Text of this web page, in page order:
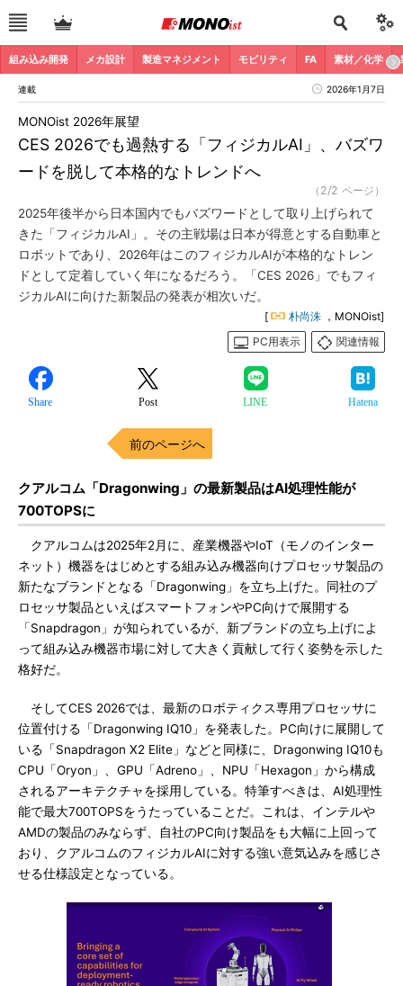
組み込み開発 メカ設計 製造マネジメント モビリティ FA 素材／化学
連載 2026年1月7日
CES 2026でも過熱する「フィジカルAI」、バズワ
ードを脱して本格的なトレンドへ
MONOist 2026年展望
（2/2 ページ）
2025年後半から日本国内でもバズワードとして取り上げられて
きた「フィジカルAI」。その主戦場は日本が得意とする自動車と
ロボットであり、2026年はこのフィジカルAIが本格的なトレン
ドとして定着していく年になるだろう。「CES 2026」でもフィ
ジカルAIに向けた新製品の発表が相次いだ。
[ 朴尚洙 ，MONOist]
PC用表示
関連情報
Share Post LINE Hatena
前のページへ
クアルコム「Dragonwing」の最新製品はAI処理性能が
700TOPSに
クアルコムは2025年2月に、産業機器やIoT（モノのインター
ネット）機器をはじめとする組み込み機器向けプロセッサ製品の
新たなブランドとなる「Dragonwing」を立ち上げた。同社のプ
ロセッサ製品といえばスマートフォンやPC向けで展開する
「Snapdragon」が知られているが、新ブランドの立ち上げによ
って組み込み機器市場に対して大きく貢献して行く姿勢を示した
格好だ。
そしてCES 2026では、最新のロボティクス専用プロセッサに
位置付ける「Dragonwing IQ10」を発表した。PC向けに展開して
いる「Snapdragon X2 Elite」などと同様に、Dragonwing IQ10も
CPU「Oryon」、GPU「Adreno」、NPU「Hexagon」から構成
されるアーキテクチャを採用している。特筆すべきは、AI処理性
能で最大700TOPSをうたっていることだ。これは、インテルや
AMDの製品のみならず、自社のPC向け製品をも大幅に上回って
おり、クアルコムのフィジカルAIに対する強い意気込みを感じさ
せる仕様設定となっている。